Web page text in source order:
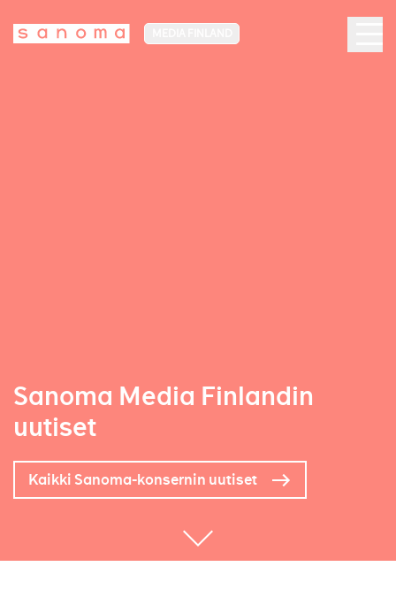
Sanoma Media Finlandin
uutiset
Kaikki Sanoma-konsernin uutiset